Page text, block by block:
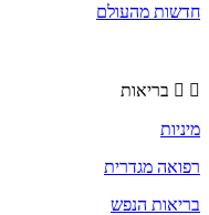
חדשות מהעולם
בריאות
מיניות
רפואה מגדרית
בריאות הנפש